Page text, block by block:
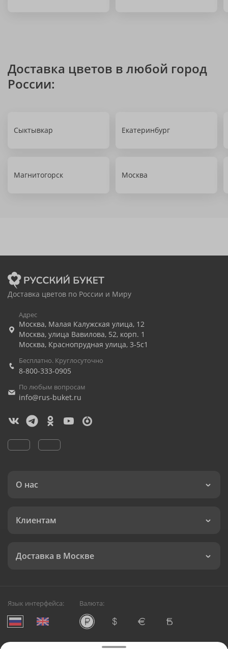
Доставка цветов в любой город
России:
Сыктывкар Екатеринбург
Магнитогорск Москва
Доставка цветов по России и Миру
Адрес
Москва, Малая Калужская улица, 12
Москва, улица Вавилова, 52, корп. 1
Москва, Краснопрудная улица, 3-5с1
Бесплатно. Круглосуточно
8-800-333-0905
По любым вопросам
info@rus-buket.ru
О нас
Клиентам
Доставка в Москве
Язык интерфейса: Валюта: